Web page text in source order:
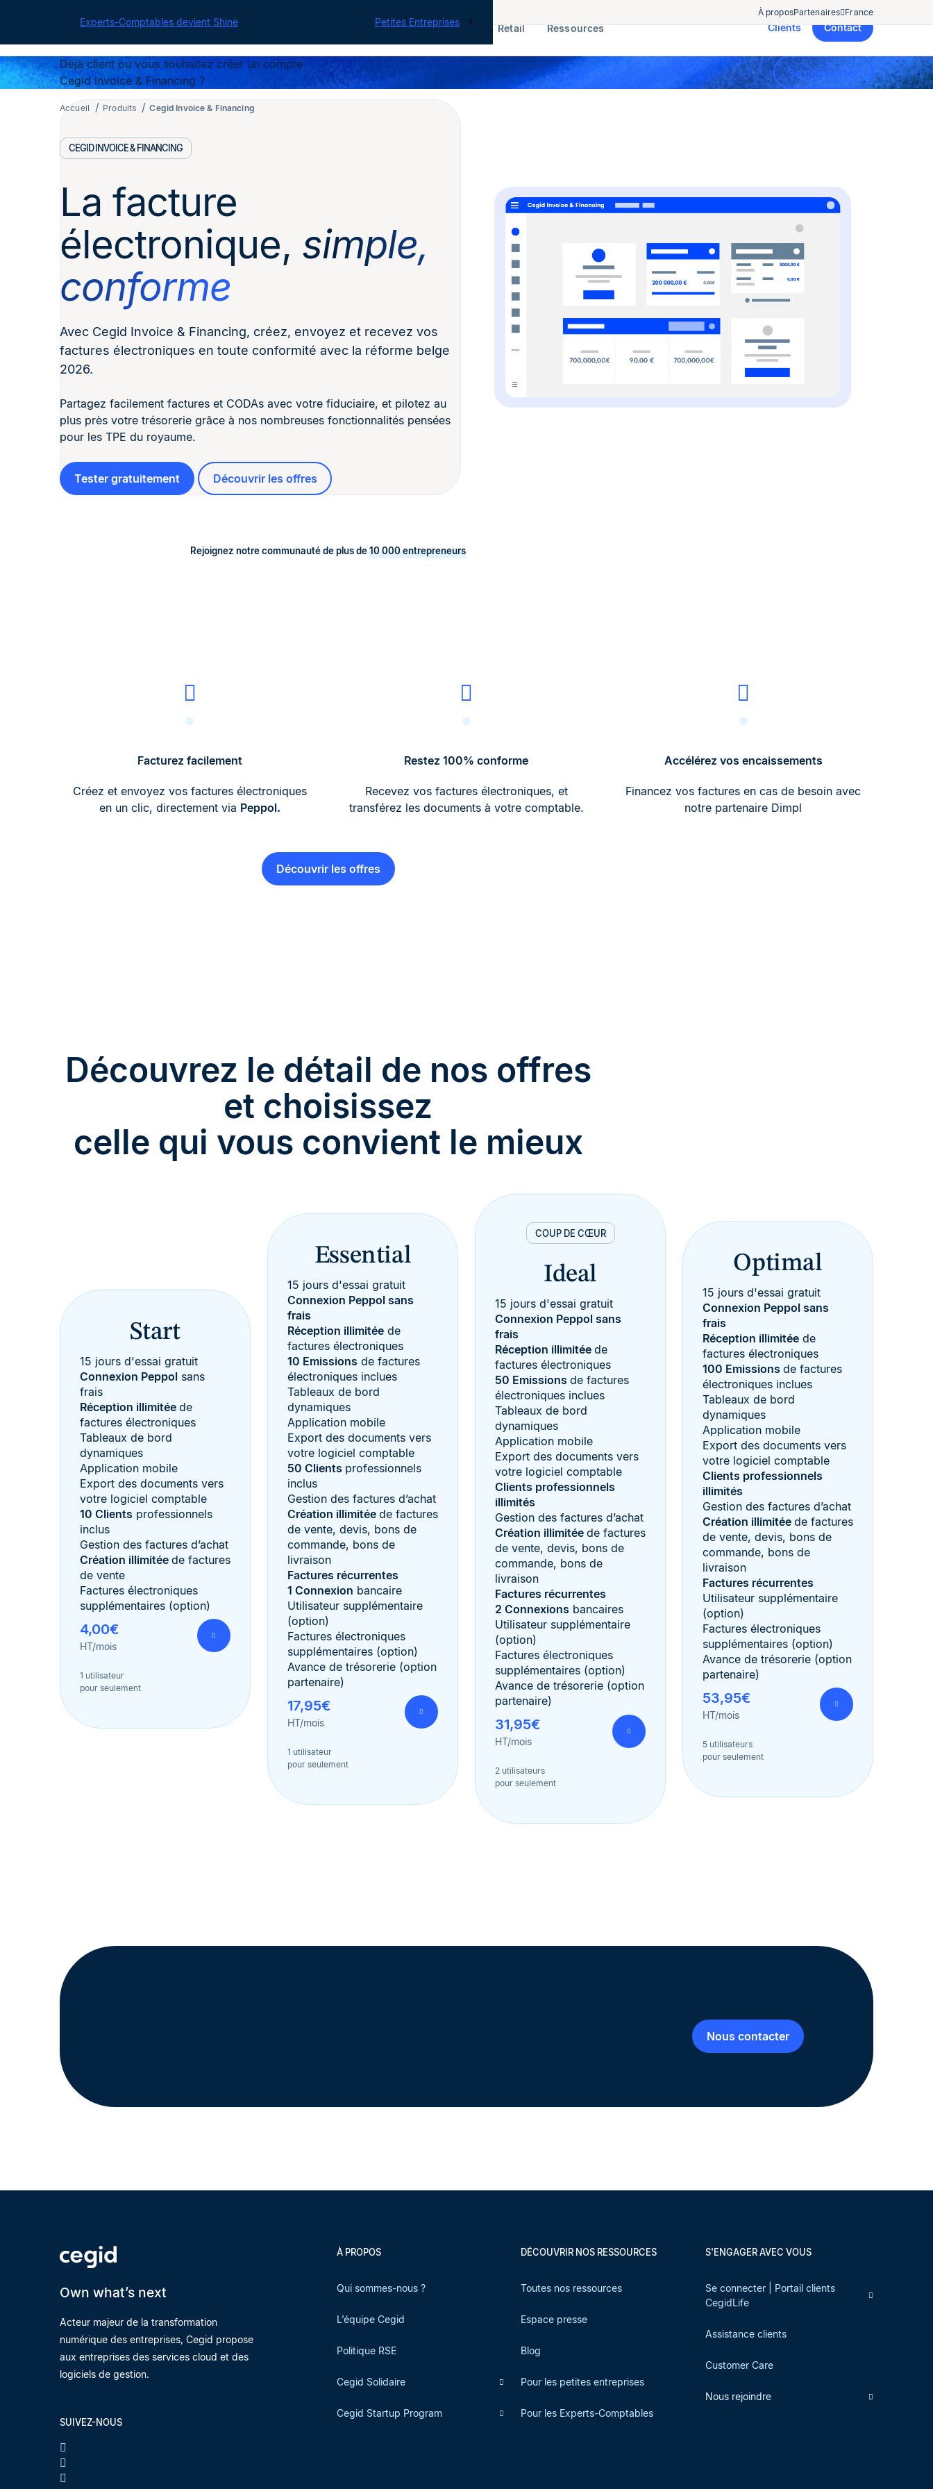
Experts-Comptables devient Shine Petites Entreprises
À proposPartenaires France
ERP Finance Retail Ressources Clients Contact
Déjà client ou vous souhaitez créer un compte
Cegid Invoice & Financing ?
Se connecter
Accueil Produits Cegid Invoice & Financing
CEGID INVOICE & FINANCING
La facture
électronique, simple,
conforme
Avec Cegid Invoice & Financing, créez, envoyez et recevez vos
factures électroniques en toute conformité avec la réforme belge
2026.
Partagez facilement factures et CODAs avec votre fiduciaire, et pilotez au
plus près votre trésorerie grâce à nos nombreuses fonctionnalités pensées
pour les TPE du royaume.
Tester gratuitement Découvrir les offres
Rejoignez notre communauté de plus de10 000 entrepreneurs
Facturez facilement
Créez et envoyez vos factures électroniques
en un clic, directement via Peppol.
Restez 100% conforme
Recevez vos factures électroniques, et
transférez les documents à votre comptable.
Accélérez vos encaissements
Financez vos factures en cas de besoin avec
notre partenaire Dimpl
Découvrir les offres
Découvrez le détail de nos offres
et choisissez
celle qui vous convient le mieux
Start
15 jours d'essai gratuit
Connexion Peppol sans
frais
Réception illimitée de
factures électroniques
Tableaux de bord
dynamiques
Application mobile
Export des documents vers
votre logiciel comptable
10 Clients professionnels
inclus
Gestion des factures d’achat
Création illimitée de factures
de vente
Factures électroniques
supplémentaires (option)
4,00€
HT/mois
1 utilisateur
pour seulement
Essential
15 jours d'essai gratuit
Connexion Peppol sans
frais
Réception illimitée de
factures électroniques
10 Emissions de factures
électroniques inclues
Tableaux de bord
dynamiques
Application mobile
Export des documents vers
votre logiciel comptable
50 Clients professionnels
inclus
Gestion des factures d’achat
Création illimitée de factures
de vente, devis, bons de
commande, bons de
livraison
Factures récurrentes
1 Connexion bancaire
Utilisateur supplémentaire
(option)
Factures électroniques
supplémentaires (option)
Avance de trésorerie (option
partenaire)
17,95€
HT/mois
1 utilisateur
pour seulement
COUP DE CŒUR
Ideal
15 jours d'essai gratuit
Connexion Peppol sans
frais
Réception illimitée de
factures électroniques
50 Emissions de factures
électroniques inclues
Tableaux de bord
dynamiques
Application mobile
Export des documents vers
votre logiciel comptable
Clients professionnels
illimités
Gestion des factures d’achat
Création illimitée de factures
de vente, devis, bons de
commande, bons de
livraison
Factures récurrentes
2 Connexions bancaires
Utilisateur supplémentaire
(option)
Factures électroniques
supplémentaires (option)
Avance de trésorerie (option
partenaire)
31,95€
HT/mois
2 utilisateurs
pour seulement
Optimal
15 jours d'essai gratuit
Connexion Peppol sans
frais
Réception illimitée de
factures électroniques
100 Emissions de factures
électroniques inclues
Tableaux de bord
dynamiques
Application mobile
Export des documents vers
votre logiciel comptable
Clients professionnels
illimités
Gestion des factures d’achat
Création illimitée de factures
de vente, devis, bons de
commande, bons de
livraison
Factures récurrentes
Utilisateur supplémentaire
(option)
Factures électroniques
supplémentaires (option)
Avance de trésorerie (option
partenaire)
53,95€
HT/mois
5 utilisateurs
pour seulement
Nous contacter
Own what’s next
Acteur majeur de la transformation
numérique des entreprises, Cegid propose
aux entreprises des services cloud et des
logiciels de gestion.
SUIVEZ-NOUS
À PROPOS
Qui sommes-nous ?
L’équipe Cegid
Politique RSE
Cegid Solidaire
Cegid Startup Program
DÉCOUVRIR NOS RESSOURCES
Toutes nos ressources
Espace presse
Blog
Pour les petites entreprises
Pour les Experts-Comptables
S'ENGAGER AVEC VOUS
Se connecter | Portail clients
CegidLife
Assistance clients
Customer Care
Nous rejoindre